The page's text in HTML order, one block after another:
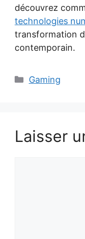
découvrez
technologies
transformation
contemporain.
Catégories
Gaming
Laisser